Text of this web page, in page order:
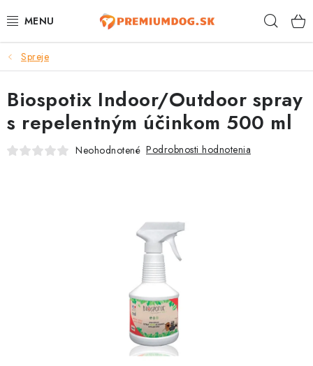
na
TOP 100 PRODUKTOV
NOVINKY
AKCIE
Spreje
Biospotix Indoor/Outdoor spray
s repelentným účinkom 500 ml
Neohodnotené Podrobnosti hodnotenia